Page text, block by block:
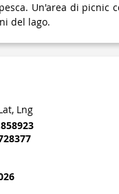
Un'area di picnic
del lago.
Lng